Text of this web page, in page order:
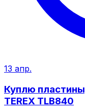
13 апр.
Куплю
TEREX TLB840